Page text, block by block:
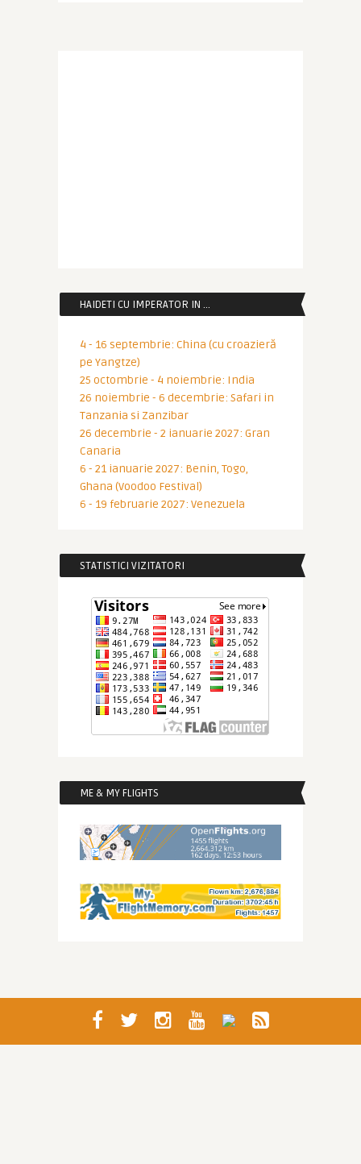
HAIDETI CU IMPERATOR IN …
4 - 16 septembrie: China (cu croazieră
pe Yangtze)
25 octombrie - 4 noiembrie: India
26 noiembrie - 6 decembrie: Safari in
Tanzania si Zanzibar
26 decembrie - 2 ianuarie 2027: Gran
Canaria
6 - 21 ianuarie 2027: Benin, Togo,
Ghana (Voodoo Festival)
6 - 19 februarie 2027: Venezuela
STATISTICI VIZITATORI
ME & MY FLIGHTS